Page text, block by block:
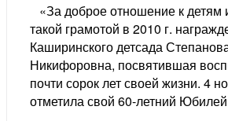
«За доброе отношение к детям
такой грамотой в 2010 г.
Каширинского детсада
Никифоровна, посвятившая
почти сорок лет своей жизни. 4
отметила свой 60-летний